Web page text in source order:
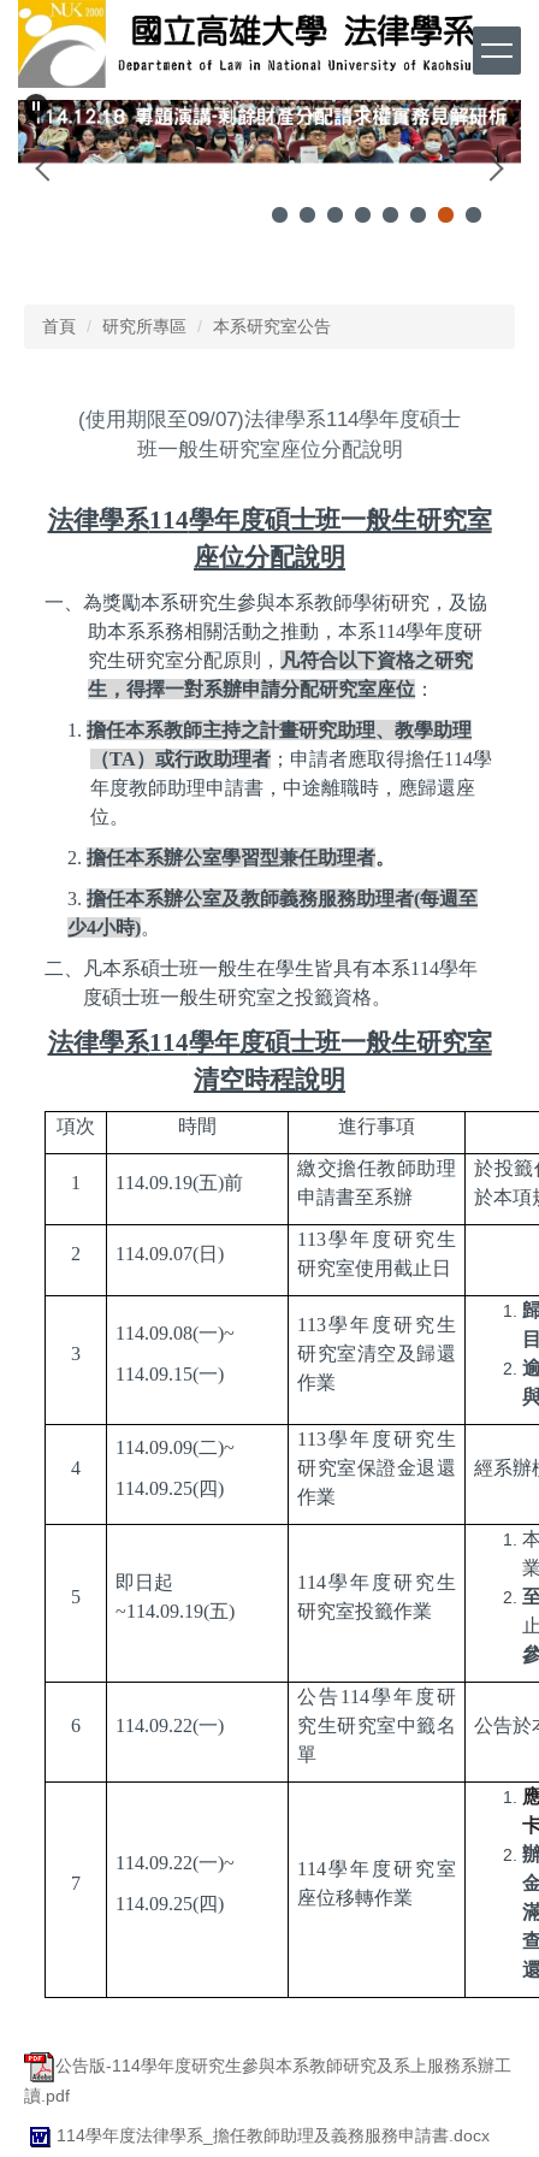
跳
主
要
內
容
區
首頁 研究所專區 本系研究室公告
(使用期限至09/07)法律學系114學年度碩士
班一般生研究室座位分配說明
法律學系114學年度碩士班一般生研究室
座位分配說明
一、為獎勵本系研究生參與本系教師學術研究，及協
助本系系務相關活動之推動，本系114學年度研
究生研究室分配原則， 凡符合以下資格之研究
生，得擇一對系辦申請分配研究室座位 ：
1.擔任本系教師主持之計畫研究助理、教學助理
（TA）或行政助理者 ；申請者應取得擔任114學
年度教師助理申請書，中途離職時，應歸還座
位。
2. 擔任本系辦公室學習型兼任助理者。
3. 擔任本系辦公室及教師義務服務助理者(每週至
少4小時)。
二、凡本系碩士班一般生在學生皆具有本系114學年
度碩士班一般生研究室之投籤資格。
法律學系114學年度碩士班一般生研究室
清空時程說明
項次 時間 進行事項
1 114.09.19(五)前
繳交擔任教師助理
申請書至系辦
於投籤
於本項
2 114.09.07(日 )
113學年度研究生
研究室使用截止日
3
114.09.08(一)~
114.09.15(一)
113學年度研究生
研究室清空及歸還
作業
4
114.09.09(二)~
114.09.25(四)
113學年度研究生
研究室保證金退還
作業
經系辦
5
即日起
~114.09.19(五)
114學年度研究生
研究室投籤作業
6 114.09.22(一)
公告114學年度研
究生研究室中籤名
單
公告於
7
114.09.22(一)~
114.09.25(四)
114學年度研究室
座位移轉作業
公告版-114學年度研究生參與本系教師研究及系上服務系辦工
讀.pdf
114學年度法律學系_擔任教師助理及義務服務申請書.docx